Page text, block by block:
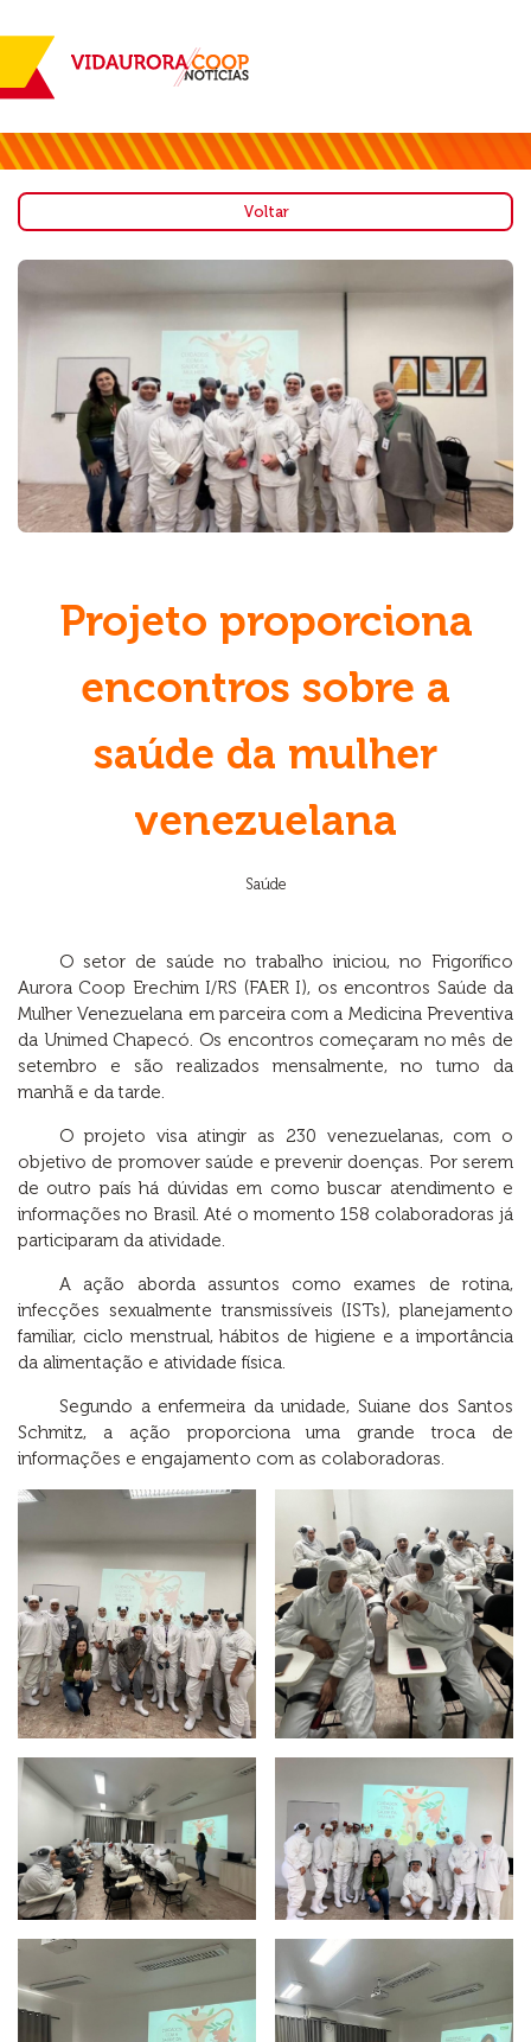
Voltar
Projeto proporciona
encontros sobre a
saúde da mulher
venezuelana
Saúde
O setor de saúde no trabalho iniciou, no Frigorífico
Aurora Coop Erechim I/RS (FAER I), os encontros Saúde da
Mulher Venezuelana em parceira com a Medicina Preventiva
da Unimed Chapecó. Os encontros começaram no mês de
setembro e são realizados mensalmente, no turno da
manhã e da tarde.
O projeto visa atingir as 230 venezuelanas, com o
objetivo de promover saúde e prevenir doenças. Por serem
de outro país há dúvidas em como buscar atendimento e
informações no Brasil. Até o momento 158 colaboradoras já
participaram da atividade.
A ação aborda assuntos como exames de rotina,
infecções sexualmente transmissíveis (ISTs), planejamento
familiar, ciclo menstrual, hábitos de higiene e a importância
da alimentação e atividade física.
Segundo a enfermeira da unidade, Suiane dos Santos
Schmitz, a ação proporciona uma grande troca de
informações e engajamento com as colaboradoras.